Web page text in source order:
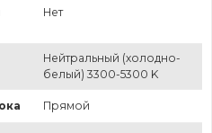
Нет
Нейтральный (холодно-
белый) 3300-5300 K
Прямой